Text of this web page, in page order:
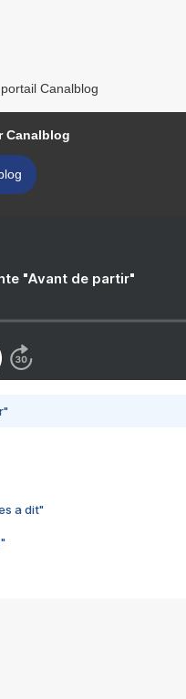
Canalblog
Canalblog
"Avant de partir"
a dit"